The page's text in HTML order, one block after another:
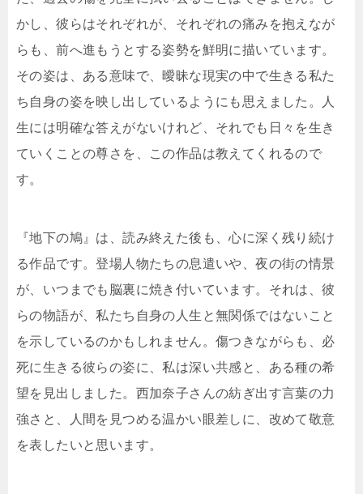
かし、彼らはそれぞれが、それぞれの痛みを抱えなが
らも、前へ進もうとする姿勢を鮮明に描いています。
その姿は、ある意味で、曖昧な現実の中で生きる私た
ち自身の姿を映し出しているようにも思えました。人
生には明確な答えがないけれど、それでも日々を生き
ていくことの尊さを、この作品は教えてくれるので
す。
『地下の鳩』は、読み終えた後も、心に深く残り続け
る作品です。登場人物たちの息遣いや、夜の街の情景
が、いつまでも脳裏に焼き付いています。それは、彼
らの物語が、私たち自身の人生と無関係ではないこと
を示しているのかもしれません。傷つきながらも、必
死に生きる彼らの姿に、私は深い共感と、ある種の希
望を見出しました。西加奈子さんの紡ぎ出す言葉の力
強さと、人間を見つめる温かい眼差しに、改めて敬意
を表したいと思います。